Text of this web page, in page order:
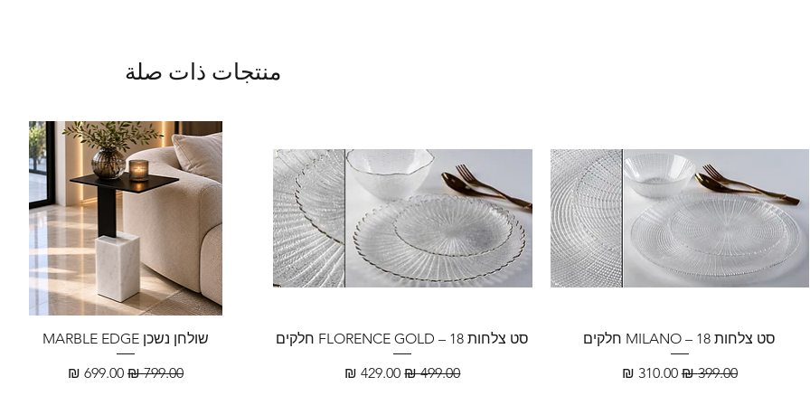
منتجات ذات صلة
סט צלחות MILANO – 18 חלקים
سعر عادي‏399.00 ₪ سعر البيع‏310.00 ₪
סט צלחות FLORENCE GOLD – 18 חלקים
سعر عادي‏499.00 ₪ سعر البيع
שולחן נשכן MARBLE EDGE
سعر عادي‏799.00 ₪ سعر البيع‏699.00 ₪